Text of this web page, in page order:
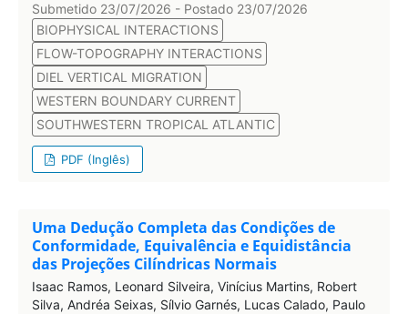
Submetido 23/07/2026 - Postado 23/07/2026
BIOPHYSICAL INTERACTIONS
FLOW-TOPOGRAPHY INTERACTIONS
DIEL VERTICAL MIGRATION
WESTERN BOUNDARY CURRENT
SOUTHWESTERN TROPICAL ATLANTIC
PDF (Inglês)
Uma Dedução Completa das Condições de
Conformidade, Equivalência e Equidistância
das Projeções Cilíndricas Normais
Isaac Ramos, Leonard Silveira, Vinícius Martins, Robert
Silva, Andréa Seixas, Sílvio Garnés, Lucas Calado, Paulo